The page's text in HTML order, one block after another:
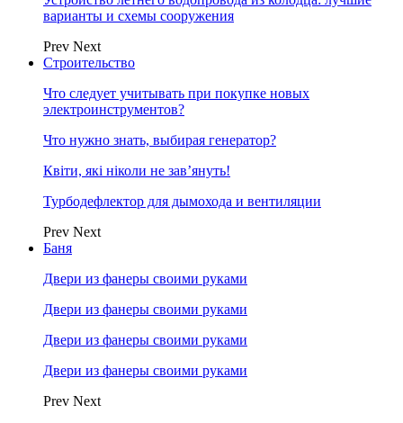
варианты и схемы сооружения
Prev Next
Строительство
Что следует учитывать при покупке новых
электроинструментов?
Что нужно знать, выбирая генератор?
Квіти, які ніколи не зав’януть!
Турбодефлектор для дымохода и вентиляции
Prev Next
Баня
Двери из фанеры своими руками
Двери из фанеры своими руками
Двери из фанеры своими руками
Двери из фанеры своими руками
Prev Next